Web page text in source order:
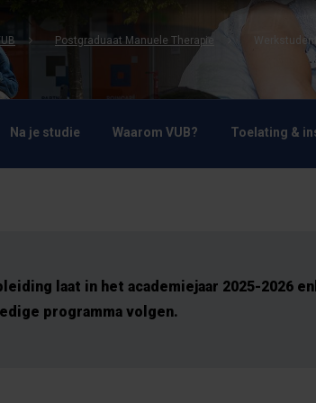
Postgraduaat Manuele Therapie
Na je studie Waarom VUB? Toelating &
laat in het academiejaar 2025-2026
programma volgen.